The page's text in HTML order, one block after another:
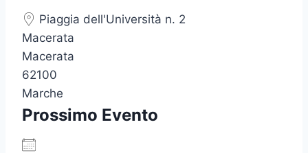
Piaggia dell'Università n. 2
Macerata
Macerata
62100
Marche
Prossimo Evento